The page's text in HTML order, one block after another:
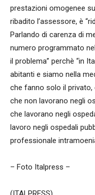
prestazioni omogenee
ribadito l’assessore, è
Parlando di carenza di
numero programmato
il problema” perchè “in
abitanti e siamo nella
che fanno solo il privato,
che non lavorano negli
che lavorano negli
lavoro negli ospedali
professionale
– Foto Italpress –